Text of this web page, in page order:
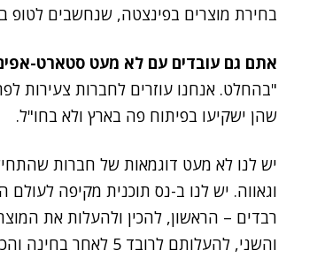
בחירת מוצרים בפינצטה, שנחשבים לטופ
אתם גם עובדים עם לא מעט סטארט-
"בהחלט. אנחנו עוזרים לחברות צעירות
שהן ישקיעו בפיתוח פה בארץ ולא בחו"ל.
יש לנו לא מעט דוגמאות של חברות
וגאווה. יש לנו ב-נס תוכנית מקיפה
רבדים – הראשון, להכין ולהעלות את
והשני, להעלותם לרובד 5 לאחר בחינה והכנה. יש לא מעט תהליכים כאלו וגם סטארט-אפים שכבר עלו".